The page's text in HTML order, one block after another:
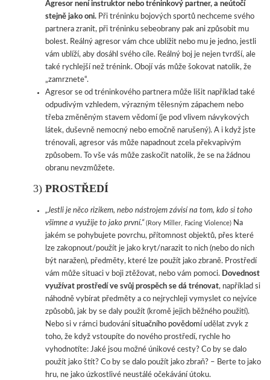
Agresor není instruktor nebo tréninkový partner, a neútočí
stejně jako oni. Při tréninku bojových sportů nechceme svého
partnera zranit, při tréninku sebeobrany pak ani způsobit mu
bolest. Reálný agresor vám chce ublížit nebo mu je jedno, jestli
vám ublíží, aby dosáhl svého cíle. Reálný boj je nejen tvrdší, ale
také rychlejší než trénink. Obojí vás může šokovat natolik, že
„zamrznete“.
Agresor se od tréninkového partnera může lišit například také
odpudivým vzhledem, výrazným tělesným zápachem nebo
třeba změněným stavem vědomí (je pod vlivem návykových
látek, duševně nemocný nebo emočně narušený). A i když jste
trénovali, agresor vás může napadnout zcela překvapivým
způsobem. To vše vás může zaskočit natolik, že se na žádnou
obranu nevzmůžete.
3) PROSTŘEDÍ
„Jestli je něco rizikem, nebo nástrojem závisí na tom, kdo si toho
všimne a využije to jako první.“ (Rory Miller, Facing Violence) Na
jakém se pohybujete povrchu, přítomnost objektů, přes které
lze zakopnout/použít je jako kryt/narazit to nich (nebo do nich
být naražen), předměty, které lze použít jako zbraně. Prostředí
vám může situaci v boji ztěžovat, nebo vám pomoci. Dovednost
využívat prostředí ve svůj prospěch se dá trénovat, například si
náhodně vybírat předměty a co nejrychleji vymyslet co nejvíce
způsobů, jak by se daly použít (kromě jejich běžného použití).
Nebo si v rámci budování situačního povědomí udělat zvyk z
toho, že když vstoupíte do nového prostředí, rychle ho
vyhodnotíte: Jaké jsou možné únikové cesty? Co by se dalo
použít jako štít? Co by se dalo použít jako zbraň? – Berte to jako
hru, ne jako úzkostlivé neustálé očekávání útoku.